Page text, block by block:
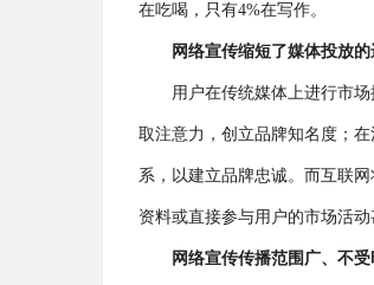
在吃喝，只有4%在写作。
网络宣传缩短了媒体投放的
用户在传统媒体上进行市
取注意力，创立品牌知名度；
系，以建立品牌忠诚。而互联
资料或直接参与用户的市场活
网络宣传传播范围广、不受